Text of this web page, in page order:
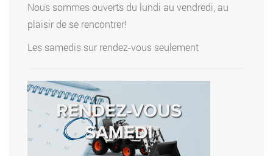
Nous sommes ouverts du lundi au vendredi, au
plaisir de se rencontrer!
Les samedis sur rendez-vous seulement